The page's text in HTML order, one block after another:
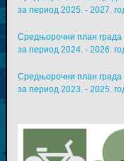
за период 2025. - 2027.
Средњорочни план града
за период 2024. - 2026.
Средњорочни план града
за период 2023. - 2025.